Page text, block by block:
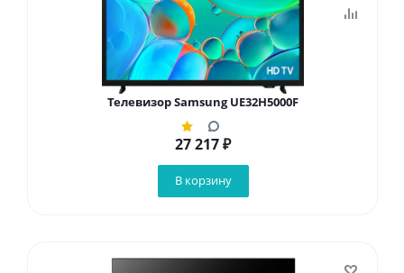
Телевизор Samsung UE32H5000F
27 217₽
В корзину